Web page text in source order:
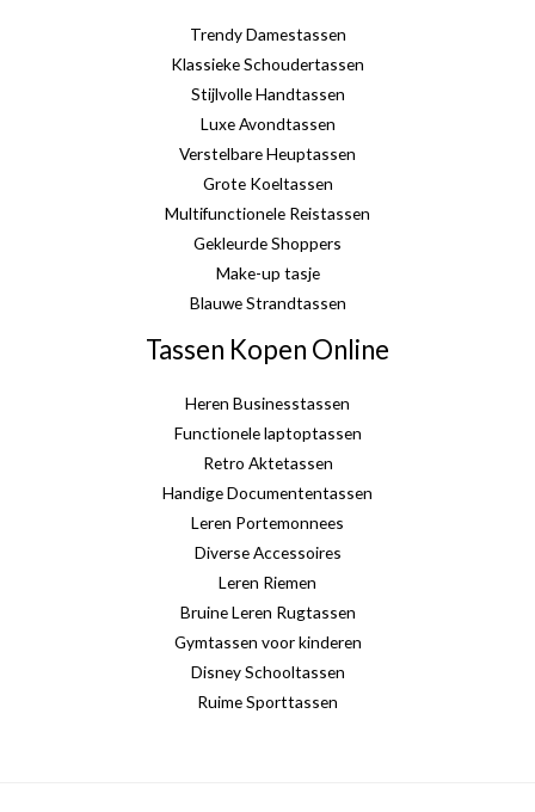
Trendy Damestassen
Klassieke Schoudertassen
Stijlvolle Handtassen
Luxe Avondtassen
Verstelbare Heuptassen
Grote Koeltassen
Multifunctionele Reistassen
Gekleurde Shoppers
Make-up tasje
Blauwe Strandtassen
Tassen Kopen Online
Heren Businesstassen
Functionele laptoptassen
Retro Aktetassen
Handige Documententassen
Leren Portemonnees
Diverse Accessoires
Leren Riemen
Bruine Leren Rugtassen
Gymtassen voor kinderen
Disney Schooltassen
Ruime Sporttassen